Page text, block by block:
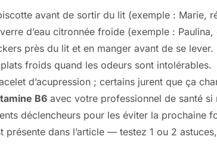
avant de sortir du lit (exemple : Marie,
d’eau citronnée froide (exemple : Paulina,
près du lit et en manger avant de se lever.
froids quand les odeurs sont intolérables.
d’acupression ; certains jurent que ça
B6 avec votre professionnel de santé si
déclencheurs pour les éviter la prochaine
présente dans l’article — testez 1 ou 2